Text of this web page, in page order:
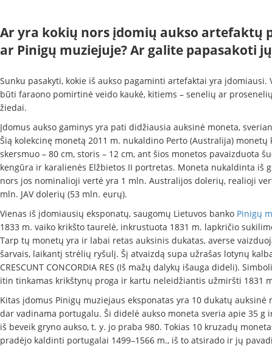
Ar yra kokių nors įdomių aukso artefaktų
ar Pinigų muziejuje? Ar galite papasakoti
Sunku pasakyti, kokie iš aukso pagaminti artefaktai yra įdomiausi.
būti faraono pomirtinė veido kaukė, kitiems – senelių ar
žiedai.
Įdomus aukso gaminys yra pati didžiausia auksinė moneta,
Šią kolekcinę monetą 2011 m. nukaldino Perto (Australija) monetų
skersmuo – 80 cm, storis – 12 cm, ant šios monetos pavaizduota
kengūra ir karalienės Elžbietos II portretas. Moneta nukaldinta iš
nors jos nominalioji vertė yra 1 mln. Australijos dolerių, realioji
mln. JAV dolerių (53 mln. eurų).
Vienas iš įdomiausių eksponatų, saugomų Lietuvos banko Pinigų
1833 m. vaiko krikšto taurelė, inkrustuota 1831 m. lapkričio
Tarp tų monetų yra ir labai retas auksinis dukatas, averse
šarvais, laikantį strėlių ryšulį. Šį atvaizdą supa užrašas lotynų kalba
CRESCUNT CONCORDIA RES (Iš mažų dalykų išauga dideli).
itin tinkamas krikštynų proga ir kartu neleidžiantis užmiršti 1831
Kitas įdomus Pinigų muziejaus eksponatas yra 10 dukatų auksinė
dar vadinama portugalu. Ši didelė aukso moneta sveria apie 35 g
iš beveik gryno aukso, t. y. jo praba 980. Tokias 10 kruzadų
pradėjo kaldinti portugalai 1499–1566 m., iš to atsirado ir jų